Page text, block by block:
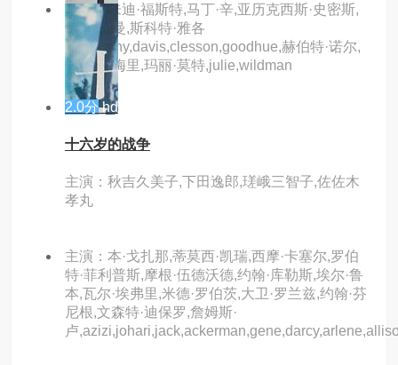
主演：朱迪·福斯特,马丁·辛,亚历克西斯·史密斯,
莫特·舒曼,斯科特·雅各
比,dorothy,davis,clesson,goodhue,赫伯特·诺尔,
雅克·法梅里,玛丽·莫特,julie,wildman
2.0分 hd
十六岁的战争
主演：秋吉久美子,下田逸郎,瑳峨三智子,佐佐木
孝丸
主演：本·戈扎那,蒂莫西·凯瑞,西摩·卡塞尔,罗伯
特·菲利普斯,摩根·伍德沃德,约翰·库勒斯,埃尔·鲁
本,瓦尔·埃弗里,米德·罗伯茨,大卫·罗兰兹,约翰·芬
尼根,文森特·迪保罗,詹姆斯·
卢